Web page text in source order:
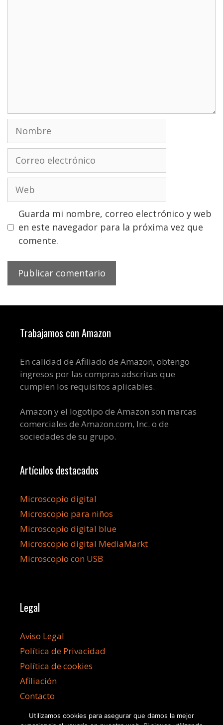
Nombre
electrónico
Guarda mi nombre, correo electrónico y web
en este navegador para la próxima vez que
comente.
Trabajamos con Amazon
En calidad de Afiliado de Amazon, obtengo
ingresos por las compras adscritas que
cumplen los requisitos aplicables.
Amazon y el logotipo de Amazon son marcas
comerciales de Amazon.com, Inc. o de
sociedades de su grupo.
Artículos destacados
Microscopio digital
Microscopio para niños
Microscopio digital blue
Microscopio digital MediaMarkt
Microscopio con USB
Legal
Aviso Legal
Política de Privacidad
Política de cookies
Afiliación
Contacto
Utilizamos cookies para asegurar que damos la mejor